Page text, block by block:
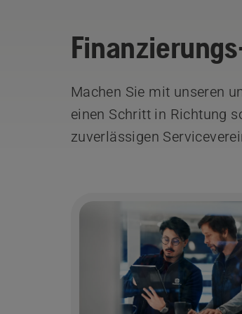
Machen Sie mit unseren
einen Schritt in Richtung
zuverlässigen